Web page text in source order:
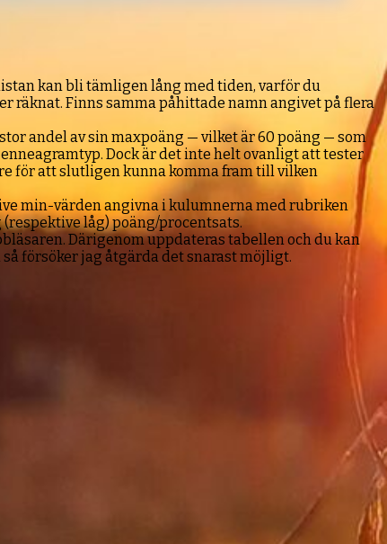
kan bli tämligen lång med tiden, varför du
räknat. Finns samma påhittade namn angivet på flera
andel av sin maxpoäng — vilket är 60 poäng — som
Dock är det inte helt ovanligt att tester
för att slutligen kunna komma fram till vilken
min-värden angivna i kulumnerna med rubriken
låg) poäng/procentsats.
Därigenom uppdateras tabellen och du kan
försöker jag åtgärda det snarast möjligt.